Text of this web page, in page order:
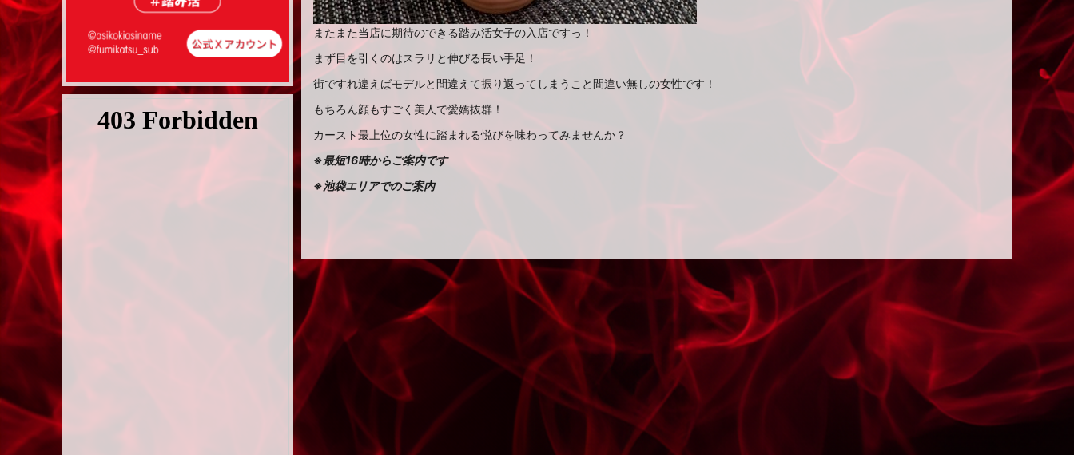
またまた当店に期待のできる踏み活女子の入店ですっ！
まず目を引くのはスラリと伸びる長い手足！
街ですれ違えばモデルと間違えて振り返ってしまうこと間違い無しの女性です！
もちろん顔もすごく美人で愛嬌抜群！
カースト最上位の女性に踏まれる悦びを味わってみませんか？
※最短16時からご案内です
※池袋エリアでのご案内